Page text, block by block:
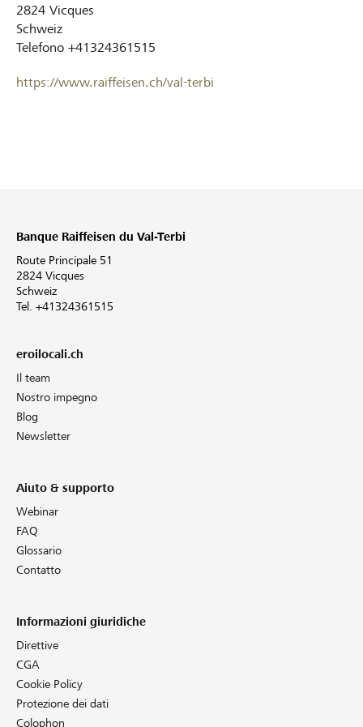
2824 Vicques
Schweiz
Telefono +41324361515
https://www.raiffeisen.ch/val-terbi
Banque Raiffeisen du Val-Terbi
Route Principale 51
2824 Vicques
Schweiz
Tel. +41324361515
eroilocali.ch
Il team
Nostro impegno
Blog
Newsletter
Aiuto & supporto
Webinar
FAQ
Glossario
Contatto
Informazioni giuridiche
Direttive
CGA
Cookie Policy
Protezione dei dati
Colophon